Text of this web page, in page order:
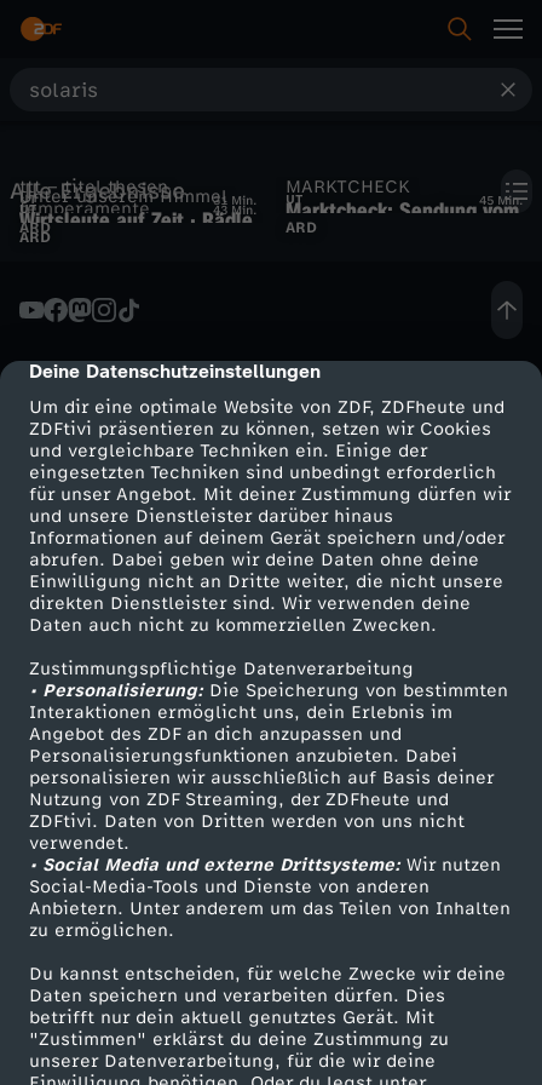
cmp-dialog-description
Deine Datenschutzeinstellungen
Um dir eine optimale Website von ZDF, ZDFheute und
ZDFtivi präsentieren zu können, setzen wir Cookies
und vergleichbare Techniken ein. Einige der
eingesetzten Techniken sind unbedingt erforderlich
für unser Angebot. Mit deiner Zustimmung dürfen wir
und unsere Dienstleister darüber hinaus
Informationen auf deinem Gerät speichern und/oder
abrufen. Dabei geben wir deine Daten ohne deine
Einwilligung nicht an Dritte weiter, die nicht unsere
direkten Dienstleister sind. Wir verwenden deine
Daten auch nicht zu kommerziellen Zwecken.
Zustimmungspflichtige Datenverarbeitung
• Personalisierung:Die Speicherung von bestimmten
Interaktionen ermöglicht uns, dein Erlebnis im
Angebot des ZDF an dich anzupassen und
Personalisierungsfunktionen anzubieten. Dabei
personalisieren wir ausschließlich auf Basis deiner
Nutzung von ZDF Streaming, der ZDFheute und
ZDFtivi. Daten von Dritten werden von uns nicht
verwendet.
• Social Media und externe Drittsysteme:Wir nutzen
Social-Media-Tools und Dienste von anderen
Anbietern. Unter anderem um das Teilen von Inhalten
zu ermöglichen.
Du kannst entscheiden, für welche Zwecke wir deine
Daten speichern und verarbeiten dürfen. Dies
betrifft nur dein aktuell genutztes Gerät. Mit
"Zustimmen" erklärst du deine Zustimmung zu
unserer Datenverarbeitung, für die wir deine
c
e
Alle Ergebnisse
ttt – titel thesen
temperamente
ttt vom 18. Januar 2026
ARD
UT 31 Min.
MARKTCHECK
Marktcheck: Sendung vom
17. Juni 2025
ARD
UT 45 Min.
Unter unserem Himmel
Wirtsleute auf Zeit · Rädle
am Bodensee
ARD
UT 43 Min.
Mehr ZDF
ZDF-Apps
Smart TV
ZDFtext
Livestreams
Sendungen A-Z
TV-Programm
Service
ZDFmitreden
Kontakt zum ZDF
Tickets
Zuschauerservice
Hilfe
ZDF Unternehmen
Karriere
ZDF goes Schule
Werbefernsehen
Mainzelmännchen